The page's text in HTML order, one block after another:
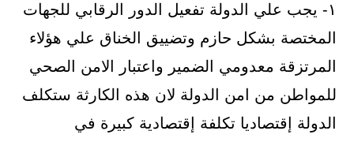
١- يجب علي الدولة تفعيل الدور الرقابي للجهات
المختصة بشكل حازم وتضييق الخناق علي هؤلاء
المرتزقة معدومي الضمير واعتبار الامن الصحي
للمواطن من امن الدولة لان هذه الكارثة ستكلف
الدولة إقتصاديا تكلفة إقتصادية كبيرة في